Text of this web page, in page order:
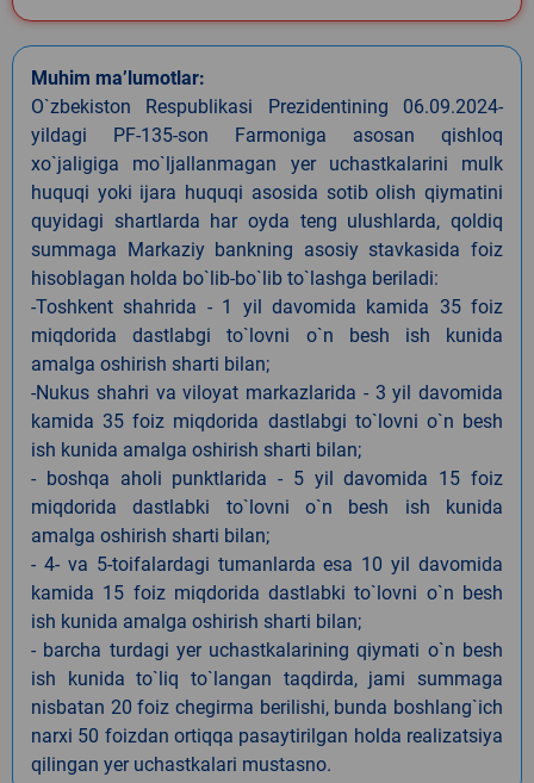
Muhim ma’lumotlar:
O`zbekiston Respublikasi Prezidentining 06.09.2024-
yildagi PF-135-son Farmoniga asosan qishloq
xo`jaligiga mo`ljallanmagan yer uchastkalarini mulk
huquqi yoki ijara huquqi asosida sotib olish qiymatini
quyidagi shartlarda har oyda teng ulushlarda, qoldiq
summaga Markaziy bankning asosiy stavkasida foiz
hisoblagan holda bo`lib-bo`lib to`lashga beriladi:
-Toshkent shahrida - 1 yil davomida kamida 35 foiz
miqdorida dastlabgi to`lovni o`n besh ish kunida
amalga oshirish sharti bilan;
-Nukus shahri va viloyat markazlarida - 3 yil davomida
kamida 35 foiz miqdorida dastlabgi to`lovni o`n besh
ish kunida amalga oshirish sharti bilan;
- boshqa aholi punktlarida - 5 yil davomida 15 foiz
miqdorida dastlabki to`lovni o`n besh ish kunida
amalga oshirish sharti bilan;
- 4- va 5-toifalardagi tumanlarda esa 10 yil davomida
kamida 15 foiz miqdorida dastlabki to`lovni o`n besh
ish kunida amalga oshirish sharti bilan;
- barcha turdagi yer uchastkalarining qiymati o`n besh
ish kunida to`liq to`langan taqdirda, jami summaga
nisbatan 20 foiz chegirma berilishi, bunda boshlang`ich
narxi 50 foizdan ortiqqa pasaytirilgan holda realizatsiya
qilingan yer uchastkalari mustasno.